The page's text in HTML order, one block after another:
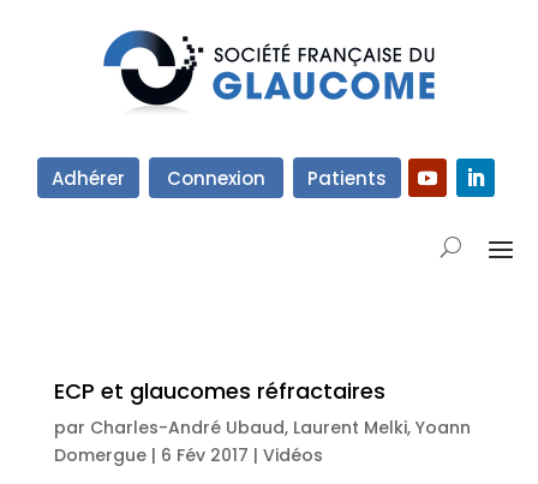
Adhérer Connexion Patients
ECP et glaucomes réfractaires
par Charles-André Ubaud, Laurent Melki, Yoann
Domergue| 6 Fév 2017 | Vidéos